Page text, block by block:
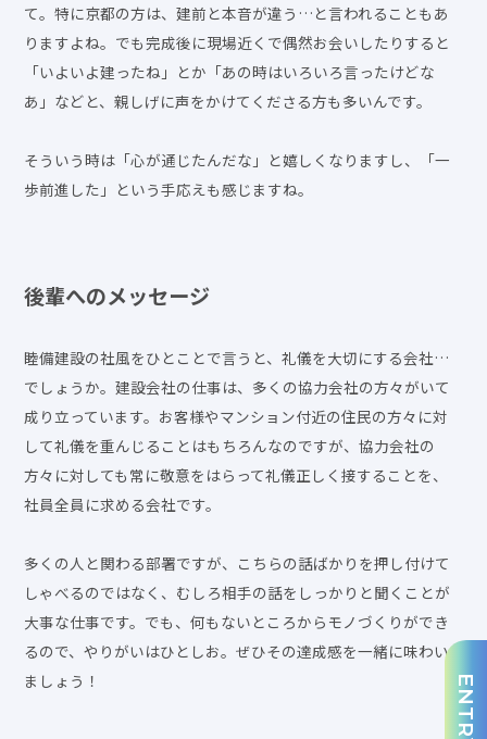
て。特に京都の方は、建前と本音が違う…と言われることもあ
りますよね。でも完成後に現場近くで偶然お会いしたりすると
「いよいよ建ったね」とか「あの時はいろいろ言ったけどな
あ」などと、親しげに声をかけてくださる方も多いんです。
そういう時は「心が通じたんだな」と嬉しくなりますし、「一
歩前進した」という手応えも感じますね。
後輩へのメッセージ
睦備建設の社風をひとことで言うと、礼儀を大切にする会社…
でしょうか。建設会社の仕事は、多くの協力会社の方々がいて
成り立っています。お客様やマンション付近の住民の方々に対
して礼儀を重んじることはもちろんなのですが、協力会社の
方々に対しても常に敬意をはらって礼儀正しく接することを、
社員全員に求める会社です。
多くの人と関わる部署ですが、こちらの話ばかりを押し付けて
しゃべるのではなく、むしろ相手の話をしっかりと聞くことが
大事な仕事です。でも、何もないところからモノづくりができ
るので、やりがいはひとしお。ぜひその達成感を一緒に味わい
ましょう！
ENTRY